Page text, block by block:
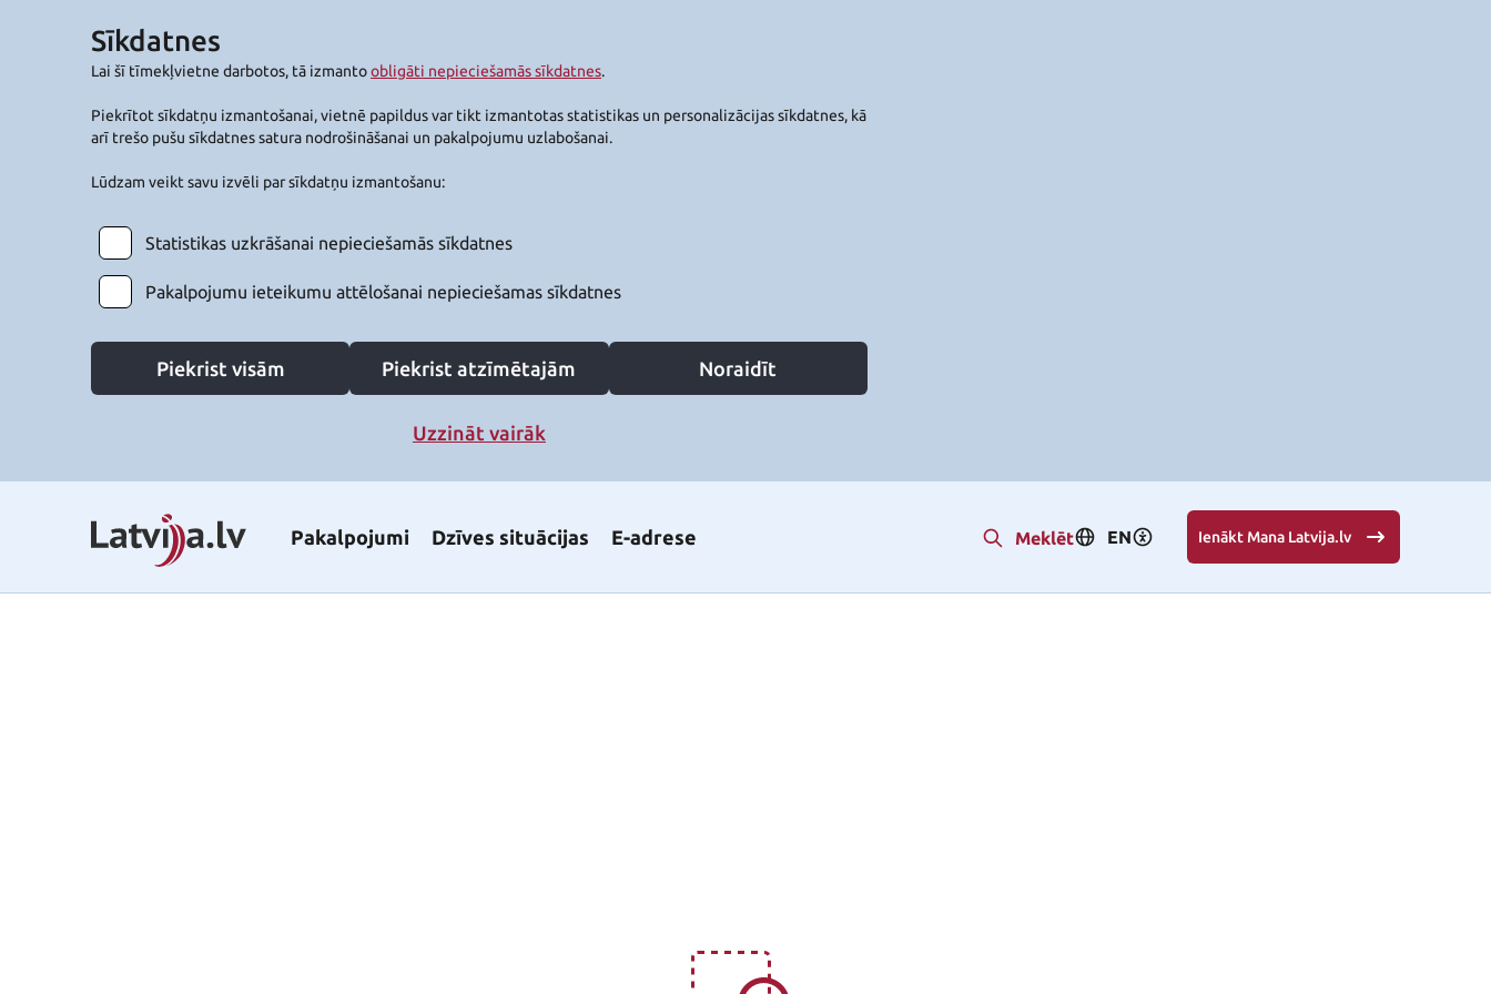
Sīkdatnes
Lai šī tīmekļvietne darbotos, tā izmantoobligāti nepieciešamās sīkdatnes.
Piekrītot sīkdatņu izmantošanai, vietnē papildus var tikt izmantotas statistikas un personalizācijas sīkdatnes, kā
arī trešo pušu sīkdatnes satura nodrošināšanai un pakalpojumu uzlabošanai.
Lūdzam veikt savu izvēli par sīkdatņu izmantošanu:
Statistikas uzkrāšanai nepieciešamās sīkdatnes
Pakalpojumu ieteikumu attēlošanai nepieciešamas sīkdatnes
Piekrist visām Piekrist atzīmētajām Noraidīt
Uzzināt vairāk
Pakalpojumi Dzīves situācijas E-adrese Meklēt EN Ienākt Mana Latvija.lv